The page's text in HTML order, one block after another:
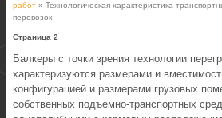
работ » Технологическая характеристика
перевозок
Страница 2
Балкеры с точки зрения технологии
характеризуются размерами и
конфигурацией и размерами грузовых
собственных подъемно-транспортных